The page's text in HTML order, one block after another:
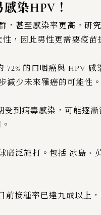
染HPV！
甚至感染率更高。研
，因此男性更需要疫苗
的口咽癌與 HPV
減少未來罹癌的可能性。
到病毒感染，可能逐
泛施打。包括 冰島、
前接種率已達九成以上